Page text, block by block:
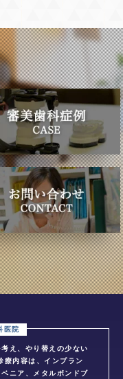
え、やり替えの少ない
療内容は、インプラン
ニア、メタルボンドブ